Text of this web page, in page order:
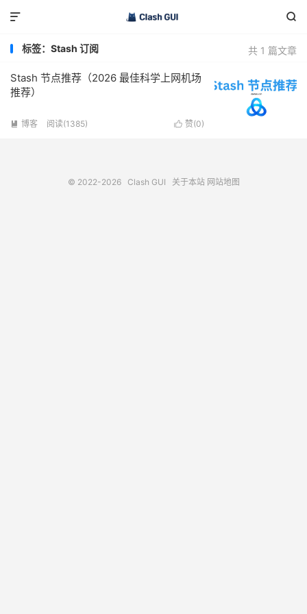


共 1 篇文章
标签：Stash 订阅
Stash 节点推荐（2026 最佳科学上网机场
推荐）
 赞(0)
 博客 阅读(1385)
© 2022-2026 Clash GUI 关于本站 网站地图